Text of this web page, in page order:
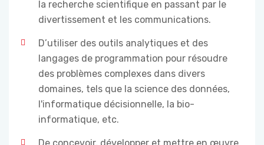
la recherche scientifique en passant par le
divertissement et les communications.
D’utiliser des outils analytiques et des
langages de programmation pour résoudre
des problèmes complexes dans divers
domaines, tels que la science des données,
l'informatique décisionnelle, la bio-
informatique, etc.